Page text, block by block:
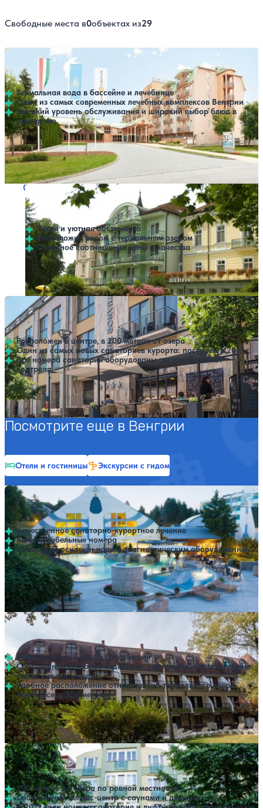
Свободные места в0объектах из29
Санаторий Europa Fit
Хевиз
Термальная вода в бассейне и лечебнице
Один из самых современных лечебных комплексов Венгрии
Высокий уровень обслуживания и широкий выбор блюд в
ресторане
Профилей лечения:2 Крытый бассейн
Открытый бассейн
SPA
Нет цен или свободных мест на выбранные даты
Выбрать другой вариант
Санаторий Spa Heviz
Тихая и уютная обстановка
Расположен рядом с термальным озером
Отличное соотношение цены и качества
Профилей лечения:2 Крытый бассейн
Нет цен или свободных мест на выбранные даты
Выбрать другой вариант
Санаторий Bonvital
Хевиз
Расположен в центре, в 200 метрах от озера
Один из самых новых санаториев курорта: построен в 2017 г.
Все номера санатория оборудованы системой климат-
контроля
Профилей лечения:2 Крытый бассейн SPA
Нет цен или свободных мест на выбранные даты
Выбрать другой вариант
Посмотрите еще в Венгрии
Отели и гостиницы Экскурсии с гидом
Санаторий NaturMed Carbona
Хевиз
Качественное санаторно-курортное лечение
Комфортабельные номера
Санаторий оснащен новым диагностическим оборудованием
Профилей лечения:2 Крытый бассейн
Открытый бассейн
SPA
Нет цен или свободных мест на выбранные даты
Выбрать другой вариант
Санаторий Medical Centre (BM Sanatorium)
Хевиз
Wellness-центр с двумя бассейнами
Cобственное лечебное отделение, где проводят классические
хевизские процедуры
Удобное расположение относительно термального озера
Хевиз, всего 500 метров
Профилей лечения:2 Крытый бассейн
Нет цен или свободных мест на выбранные даты
Санаторий Erzsebet
Хевиз
200 метров до озера по ровной местности
Собственный велнес-центр с саунами и джакузи
Нет цен или свободных мест на выбранные даты
Выбрать другой вариант